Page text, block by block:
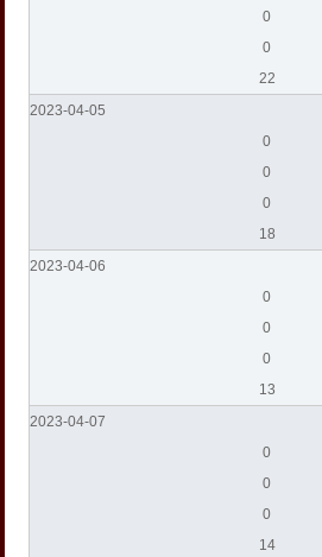
0
0
22
2023-04-05
0
0
0
18
2023-04-06
0
0
0
13
2023-04-07
0
0
0
14